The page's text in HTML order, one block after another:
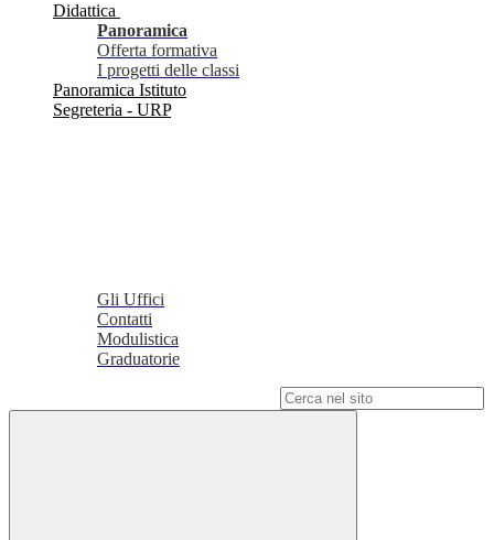
Didattica
Panoramica
Offerta formativa
I progetti delle classi
Panoramica Istituto
Segreteria - URP
Gli Uffici
Contatti
Modulistica
Graduatorie